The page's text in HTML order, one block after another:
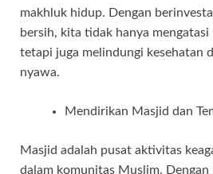
makhluk hidup. Dengan
bersih, kita tidak hanya mengatasi
tetapi juga melindungi kesehatan
nyawa.
Mendirikan Masjid dan
Masjid adalah pusat aktivitas
dalam komunitas Muslim. Dengan